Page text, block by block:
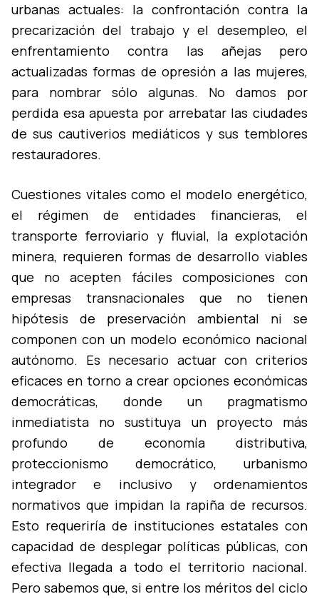
urbanas actuales: la confrontación contra la
precarización del trabajo y el desempleo, el
enfrentamiento contra las añejas pero
actualizadas formas de opresión a las mujeres,
para nombrar sólo algunas. No damos por
perdida esa apuesta por arrebatar las ciudades
de sus cautiverios mediáticos y sus temblores
restauradores.
Cuestiones vitales como el modelo energético,
el régimen de entidades financieras, el
transporte ferroviario y fluvial, la explotación
minera, requieren formas de desarrollo viables
que no acepten fáciles composiciones con
empresas transnacionales que no tienen
hipótesis de preservación ambiental ni se
componen con un modelo económico nacional
autónomo. Es necesario actuar con criterios
eficaces en torno a crear opciones económicas
democráticas, donde un pragmatismo
inmediatista no sustituya un proyecto más
profundo de economí­a distributiva,
proteccionismo democrático, urbanismo
integrador e inclusivo y ordenamientos
normativos que impidan la rapiña de recursos.
Esto requerirí­a de instituciones estatales con
capacidad de desplegar polí­ticas públicas, con
efectiva llegada a todo el territorio nacional.
Pero sabemos que, si entre los méritos del ciclo